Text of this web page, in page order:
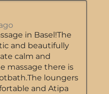
in Basel!The
and beautifully
calm and
massage there is
loungers
and Atipa